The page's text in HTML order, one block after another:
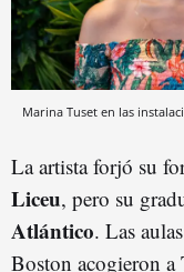
Marina Tuset en las
La artista forjó su
Liceu, pero su
Atlántico. Las
Boston acogieron a